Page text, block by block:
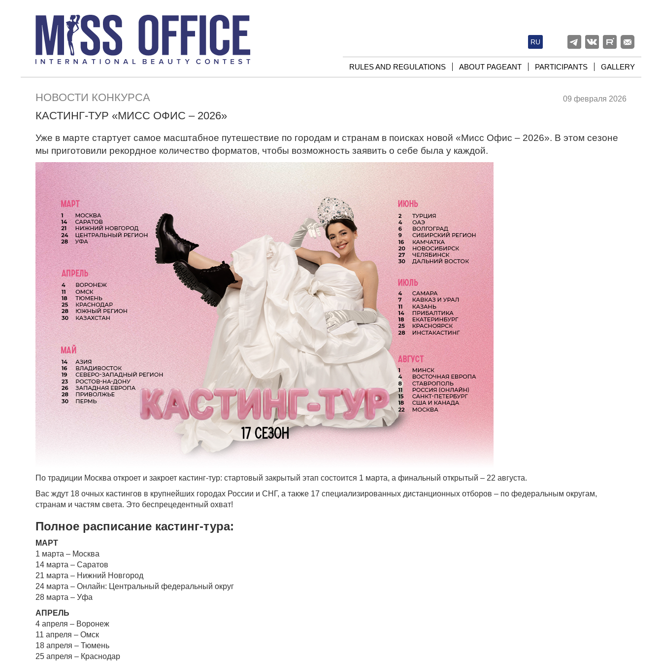
RU
RULES AND REGULATIONS ABOUT PAGEANT PARTICIPANTS GALLERY
НОВОСТИ КОНКУРСА 09 февраля 2026
КАСТИНГ-ТУР «МИСС ОФИС – 2026»
Уже в марте стартует самое масштабное путешествие по городам и странам в поисках новой «Мисс Офис – 2026». В этом сезоне
мы приготовили рекордное количество форматов, чтобы возможность заявить о себе была у каждой.
По традиции Москва откроет и закроет кастинг-тур: стартовый закрытый этап состоится 1 марта, а финальный открытый – 22 августа.
Вас ждут 18 очных кастингов в крупнейших городах России и СНГ, а также 17 специализированных дистанционных отборов – по федеральным округам,
странам и частям света. Это беспрецедентный охват!
Полное расписание кастинг-тура:
МАРТ
1 марта – Москва
14 марта – Саратов
21 марта – Нижний Новгород
24 марта – Онлайн: Центральный федеральный округ
28 марта – Уфа
АПРЕЛЬ
4 апреля – Воронеж
11 апреля – Омск
18 апреля – Тюмень
25 апреля – Краснодар